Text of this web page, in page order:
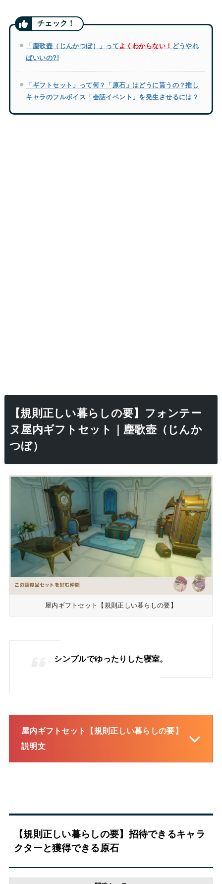
「塵歌壺（じんかつぼ）」って よくわからない！ どうやれ
ばいいの?!
「ギフトセット」って何？「原石」はどうに貰うの？推し
キャラのフルボイス「会話イベント」を発生させるには？
【規則正しい暮らしの要】フォンテー
ヌ屋内ギフトセット｜塵歌壺（じんか
つぼ）
屋内ギフトセット【規則正しい暮らしの要】
シンプルでゆったりした寝室。
屋内ギフトセット【規則正しい暮らしの要】
説明文
【規則正しい暮らしの要】招待できるキャラ
クターと獲得できる原石